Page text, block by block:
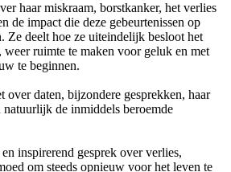
haar miskraam, borstkanker, het verlies
de impact die deze gebeurtenissen op
Ze deelt hoe ze uiteindelijk besloot het
weer ruimte te maken voor geluk en met
te beginnen.
over daten, bijzondere gesprekken, haar
natuurlijk de inmiddels beroemde
inspirerend gesprek over verlies,
om steeds opnieuw voor het leven te